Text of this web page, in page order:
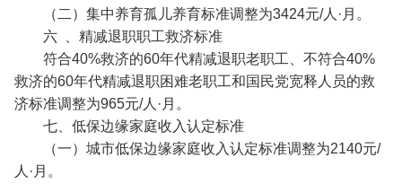
（二）集中养育孤儿养育标准调整为3424元/人·月。
六 、精减退职职工救济标准
符合40%救济的60年代精减退职老职工、不符合40%
救济的60年代精减退职困难老职工和国民党宽释人员的救
济标准调整为965元/人·月。
七、低保边缘家庭收入认定标准
（一）城市低保边缘家庭收入认定标准调整为2140元/
人·月。